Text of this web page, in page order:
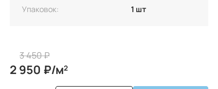
Упаковок:
1 шт
3 450 ₽
2 950 ₽/м2